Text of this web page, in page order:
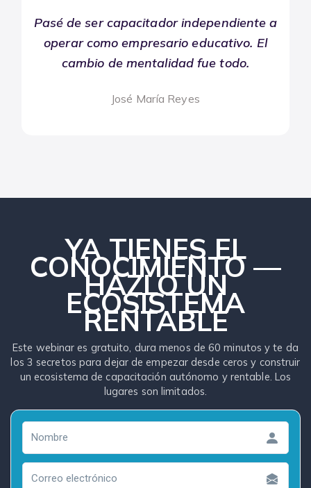
Pasé de ser capacitador independiente a
operar como empresario educativo. El
cambio de mentalidad fue todo.
José María Reyes
YA TIENES EL
CONOCIMIENTO —
HAZLO UN
ECOSISTEMA
RENTABLE
Este webinar es gratuito, dura menos de 60 minutos y te da
los 3 secretos para dejar de empezar desde ceros y construir
un ecosistema de capacitación autónomo y rentable. Los
lugares son limitados.